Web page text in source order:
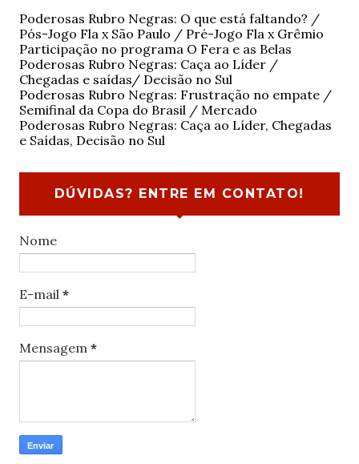
Poderosas Rubro Negras: O que está faltando? /
Pós-Jogo Fla x São Paulo / Pré-Jogo Fla x Grêmio
Participação no programa O Fera e as Belas
Poderosas Rubro Negras: Caça ao Líder /
Chegadas e saídas/ Decisão no Sul
Poderosas Rubro Negras: Frustração no empate /
Semifinal da Copa do Brasil / Mercado
Poderosas Rubro Negras: Caça ao Líder, Chegadas
e Saídas, Decisão no Sul
DÚVIDAS? ENTRE EM CONTATO!
Nome
E-mail *
Mensagem *